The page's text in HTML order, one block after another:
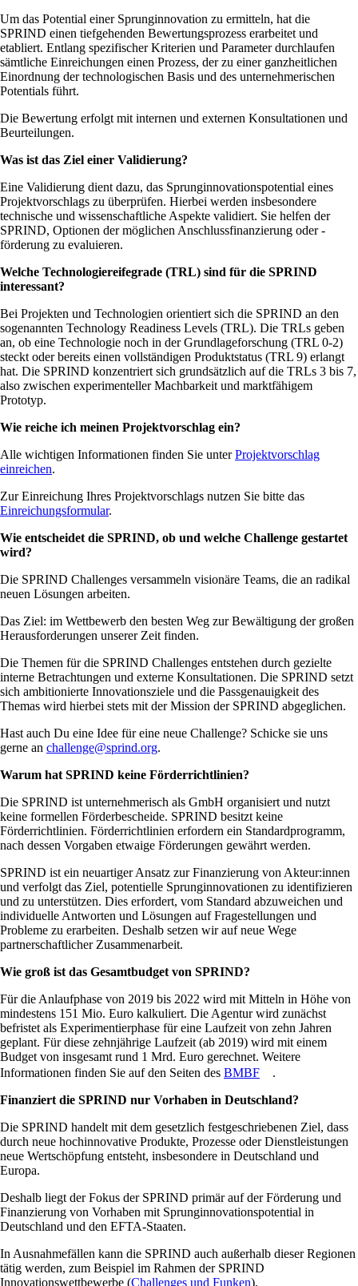
Um das Potential einer Sprunginnovation zu ermitteln, hat die
SPRIND einen tiefgehenden Bewertungsprozess erarbeitet und
etabliert. Entlang spezifischer Kriterien und Parameter durchlaufen
sämtliche Einreichungen einen Prozess, der zu einer ganzheitlichen
Einordnung der technologischen Basis und des unternehmerischen
Potentials führt.
Die Bewertung erfolgt mit internen und externen Konsultationen und
Beurteilungen.
Was ist das Ziel einer Validierung?
Eine Validierung dient dazu, das Sprunginnovationspotential eines
Projektvorschlags zu überprüfen. Hierbei werden insbesondere
technische und wissenschaftliche Aspekte validiert. Sie helfen der
SPRIND, Optionen der möglichen Anschlussfinanzierung oder -
förderung zu evaluieren.
Welche Technologiereifegrade (TRL) sind für die SPRIND
interessant?
Bei Projekten und Technologien orientiert sich die SPRIND an den
sogenannten Technology Readiness Levels (TRL). Die TRLs geben
an, ob eine Technologie noch in der Grundlageforschung (TRL 0-2)
steckt oder bereits einen vollständigen Produktstatus (TRL 9) erlangt
hat. Die SPRIND konzentriert sich grundsätzlich auf die TRLs 3 bis 7,
also zwischen experimenteller Machbarkeit und marktfähigem
Prototyp.
Wie reiche ich meinen Projektvorschlag ein?
Alle wichtigen Informationen finden Sie unterProjektvorschlag
einreichen.
Zur Einreichung Ihres Projektvorschlags nutzen Sie bitte das
Einreichungsformular.
Wie entscheidet die SPRIND, ob und welche Challenge gestartet
wird?
Die SPRIND Challenges versammeln visionäre Teams, die an radikal
neuen Lösungen arbeiten.
Das Ziel: im Wettbewerb den besten Weg zur Bewältigung der großen
Herausforderungen unserer Zeit finden.
Die Themen für die SPRIND Challenges entstehen durch gezielte
interne Betrachtungen und externe Konsultationen. Die SPRIND setzt
sich ambitionierte Innovationsziele und die Passgenauigkeit des
Themas wird hierbei stets mit der Mission der SPRIND abgeglichen.
Hast auch Du eine Idee für eine neue Challenge? Schicke sie uns
gerne an challenge@sprind.org.
Warum hat SPRIND keine Förderrichtlinien?
Die SPRIND ist unternehmerisch als GmbH organisiert und nutzt
keine formellen Förderbescheide. SPRIND besitzt keine
Förderrichtlinien. Förderrichtlinien erfordern ein Standardprogramm,
nach dessen Vorgaben etwaige Förderungen gewährt werden.
SPRIND ist ein neuartiger Ansatz zur Finanzierung von Akteur:innen
und verfolgt das Ziel, potentielle Sprunginnovationen zu identifizieren
und zu unterstützen. Dies erfordert, vom Standard abzuweichen und
individuelle Antworten und Lösungen auf Fragestellungen und
Probleme zu erarbeiten. Deshalb setzen wir auf neue Wege
partnerschaftlicher Zusammenarbeit.
Wie groß ist das Gesamtbudget von SPRIND?
Für die Anlaufphase von 2019 bis 2022 wird mit Mitteln in Höhe von
mindestens 151 Mio. Euro kalkuliert. Die Agentur wird zunächst
befristet als Experimentierphase für eine Laufzeit von zehn Jahren
geplant. Für diese zehnjährige Laufzeit (ab 2019) wird mit einem
Budget von insgesamt rund 1 Mrd. Euro gerechnet. Weitere
Informationen finden Sie auf den Seiten des BMBF
.
Finanziert die SPRIND nur Vorhaben in Deutschland?
Die SPRIND handelt mit dem gesetzlich festgeschriebenen Ziel, dass
durch neue hochinnovative Produkte, Prozesse oder Dienstleistungen
neue Wertschöpfung entsteht, insbesondere in Deutschland und
Europa.
Deshalb liegt der Fokus der SPRIND primär auf der Förderung und
Finanzierung von Vorhaben mit Sprunginnovationspotential in
Deutschland und den EFTA-Staaten.
In Ausnahmefällen kann die SPRIND auch außerhalb dieser Regionen
tätig werden, zum Beispiel im Rahmen der SPRIND
Innovationswettbewerbe (Challenges und Funken).